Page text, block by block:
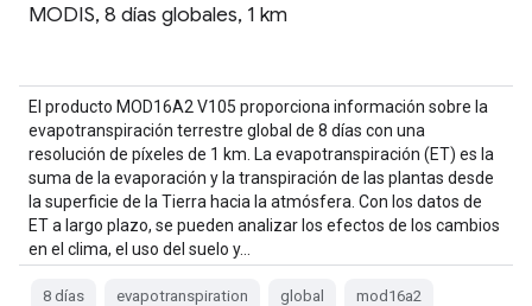
MODIS, 8 días globales, 1 km
El producto MOD16A2 V105 proporciona información sobre la
evapotranspiración terrestre global de 8 días con una
resolución de píxeles de 1 km. La evapotranspiración (ET) es la
suma de la evaporación y la transpiración de las plantas desde
la superficie de la Tierra hacia la atmósfera. Con los datos de
ET a largo plazo, se pueden analizar los efectos de los cambios
en el clima, el uso del suelo y…
8 días evapotranspiration global mod16a2